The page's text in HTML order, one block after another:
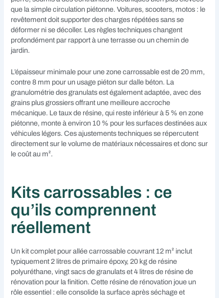
que la simple circulation piétonne. Voitures, scooters, motos : le
revêtement doit supporter des charges répétées sans se
déformer ni se décoller. Les règles techniques changent
profondément par rapport à une terrasse ou un chemin de
jardin.
L’épaisseur minimale pour une zone carrossable est de 20 mm,
contre 8 mm pour un usage piéton sur dalle béton. La
granulométrie des granulats est également adaptée, avec des
grains plus grossiers offrant une meilleure accroche
mécanique. Le taux de résine, qui reste inférieur à 5 % en zone
piétonne, monte à environ 10 % pour les surfaces destinées aux
véhicules légers. Ces ajustements techniques se répercutent
directement sur le volume de matériaux nécessaires et donc sur
le coût au m².
Kits carrossables : ce
qu’ils comprennent
réellement
Un kit complet pour allée carrossable couvrant 12 m² inclut
typiquement 2 litres de primaire époxy, 20 kg de résine
polyuréthane, vingt sacs de granulats et 4 litres de résine de
rénovation pour la finition. Cette résine de rénovation joue un
rôle essentiel : elle consolide la surface après séchage et